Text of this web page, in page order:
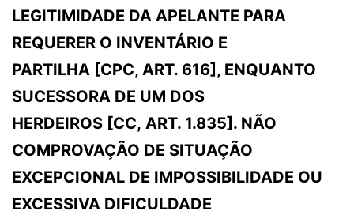
LEGITIMIDADE DA APELANTE PARA
REQUERER O INVENTÁRIO E
PARTILHA [CPC, ART. 616], ENQUANTO
SUCESSORA DE UM DOS
HERDEIROS [CC, ART. 1.835]. NÃO
COMPROVAÇÃO DE SITUAÇÃO
EXCEPCIONAL DE IMPOSSIBILIDADE OU
EXCESSIVA DIFICULDADE